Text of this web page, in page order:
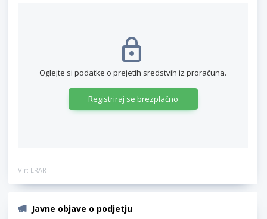
Oglejte si podatke o prejetih sredstvih iz proračuna.
Registriraj se brezplačno
Vir: ERAR
Javne objave o podjetju